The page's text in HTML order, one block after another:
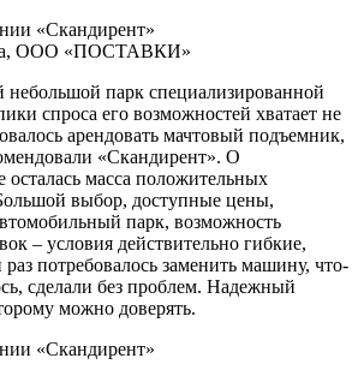
«Скандирент»
ООО «ПОСТАВКИ»
небольшой парк специализированной
спроса его возможностей хватает не
арендовать мачтовый подъемник,
«Скандирент». О
осталась масса положительных
выбор, доступные цены,
парк, возможность
– условия действительно гибкие,
потребовалось заменить машину, что-
сделали без проблем. Надежный
можно доверять.
«Скандирент»